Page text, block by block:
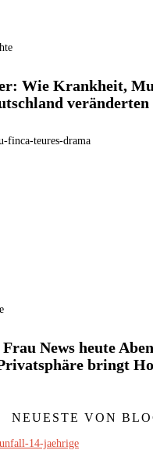
Wie Krankheit,
veränderten
News heute
bringt
NEUESTE VON